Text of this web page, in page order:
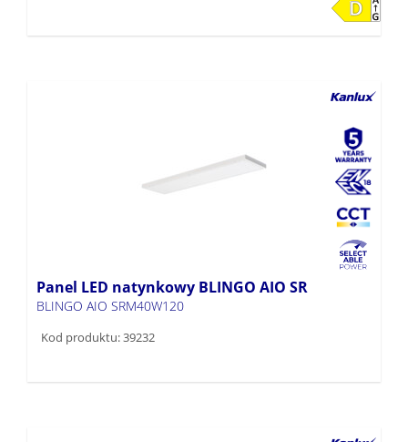
Panel LED natynkowy BLINGO AIO SR
BLINGO AIO SRM40W120
Kod produktu: 39232